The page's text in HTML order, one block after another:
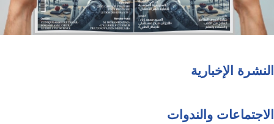
النشرة الإخبارية
الاجتماعات والندوات